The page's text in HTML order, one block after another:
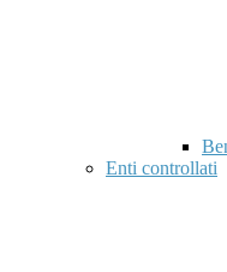
Enti controllati